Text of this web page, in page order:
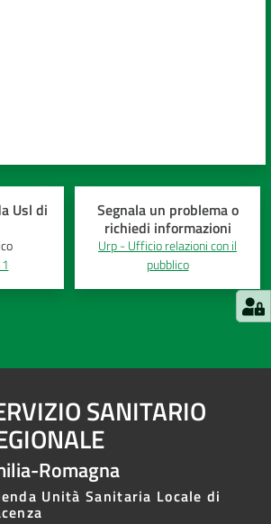
Usl di
Segnala un problema o
richiedi informazioni
Urp - Ufficio relazioni con il
pubblico
SANITARIO
Romagna
Unità Sanitaria Locale di